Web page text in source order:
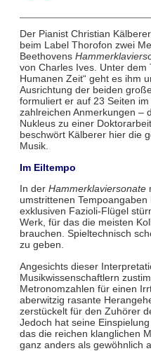
Der Pianist Christian
beim Label Thorofon zwei
Beethovens
von Charles Ives. Unter dem
Humanen Zeit“ geht es ihm
Ausrichtung der beiden
formuliert er auf 23 Seiten
zahlreichen Anmerkungen –
Nukleus zu einer
beschwört Kälberer hier die
Musik.
Im Eiltempo
In der Hammerklaviersonate
umstrittenen
exklusiven Fazioli-Flügel
Werk, für das die meisten
brauchen. Spieltechnisch
zu geben.
Angesichts dieser
Musikwissenschaftlern
Metronomzahlen für einen
aberwitzig rasante
zerstückelt für den Zuhörer
Jedoch hat seine
das die reichen klanglichen
ganz anders als gewöhnlich